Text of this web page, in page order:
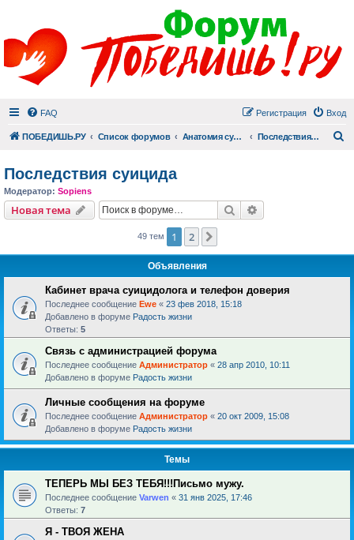
FAQ Вход
Регистрация
ПОБЕДИШЬ.РУ Список форумов Анатомия суицида Последствия суицида
Последствия суицида
Модератор: Sopiens
Новая тема Поиск
49 тем 1 2
Объявления
Кабинет врача суицидолога и телефон доверия
Последнее сообщение Ewe « 23 фев 2018, 15:18
Добавлено в форуме Радость жизни
Ответы: 5
Связь с администрацией форума
Последнее сообщение Администратор « 28 апр 2010, 10:11
Добавлено в форуме Радость жизни
Личные сообщения на форуме
Последнее сообщение Администратор « 20 окт 2009, 15:08
Добавлено в форуме Радость жизни
Темы
ТЕПЕРЬ МЫ БЕЗ ТЕБЯ!!!Письмо мужу.
Последнее сообщение Varwen « 31 янв 2025, 17:46
Ответы: 7
Я - ТВОЯ ЖЕНА